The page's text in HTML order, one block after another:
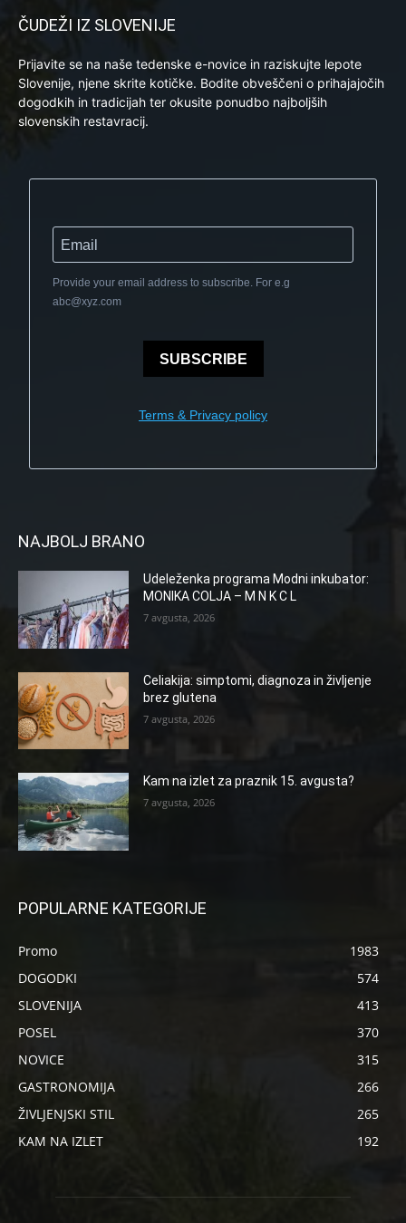
ČUDEŽI IZ SLOVENIJE
Prijavite se na naše tedenske e-novice in raziskujte lepote
Slovenije, njene skrite kotičke. Bodite obveščeni o prihajajočih
dogodkih in tradicijah ter okusite ponudbo najboljših
slovenskih restavracij.
Provide your email address to subscribe. For e.g
abc@xyz.com
SUBSCRIBE
Terms & Privacy policy
NAJBOLJ BRANO
Udeleženka programa Modni inkubator:
MONIKA COLJA – M N K C L
7 avgusta, 2026
Celiakija: simptomi, diagnoza in življenje
brez glutena
7 avgusta, 2026
Kam na izlet za praznik 15. avgusta?
7 avgusta, 2026
POPULARNE KATEGORIJE
Promo
1983
DOGODKI
574
SLOVENIJA
413
POSEL
370
NOVICE
315
GASTRONOMIJA
266
ŽIVLJENJSKI STIL
265
KAM NA IZLET
192